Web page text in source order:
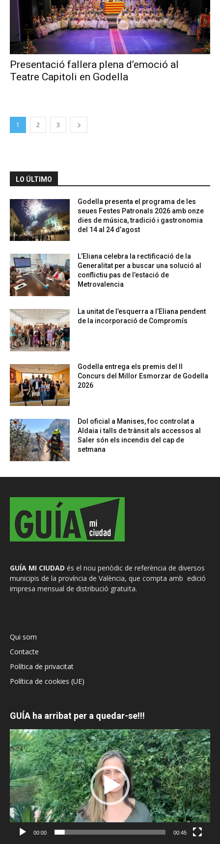
Presentació fallera plena d’emoció al
Teatre Capitoli en Godella
1 2 3
LO ÚLTIMO
Godella presenta el programa de les
seues Festes Patronals 2026 amb onze
dies de música, tradició i gastronomia
del 14 al 24 d’agost
L’Eliana celebra la rectificació de la
Generalitat per a buscar una solució al
conflictiu pas de l’estació de
Metrovalencia
La unitat de l’esquerra a l’Eliana pendent
de la incorporació de Compromís
Godella entrega els premis del II
Concurs del Millor Esmorzar de Godella
2026
Dol oficial a Manises, foc controlat a
Aldaia i talls de trànsit als accessos al
Saler són els incendis del cap de
setmana
GUÍA MI CIUDAD és el nou periòdic de referència de diversos
municipis de la província de València, que compta amb edició
impresa mensual de distribució gratuïta.
Qui som
Contacte
Política de privacitat
Política de cookies (UE)
GUÍA ha arribat per a quedar-se!!!
Reproductor
de
vídeo
00:00 00:45